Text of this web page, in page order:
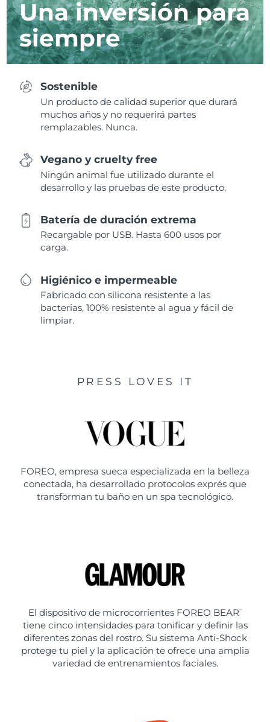
Una inversión para
siempre
Sostenible
Un producto de calidad superior que durará
muchos años y no requerirá partes
remplazables. Nunca.
Vegano y cruelty free
Ningún animal fue utilizado durante el
desarrollo y las pruebas de este producto.
Batería de duración extrema
Recargable por USB. Hasta 600 usos por
carga.
Higiénico e impermeable
Fabricado con silicona resistente a las
bacterias, 100% resistente al agua y fácil de
limpiar.
PRESS LOVES IT
FOREO, empresa sueca especializada en la belleza
conectada, ha desarrollado protocolos exprés que
transforman tu baño en un spa tecnológico.
El dispositivo de microcorrientes FOREO BEAR ™
tiene cinco intensidades para tonificar y definir las
diferentes zonas del rostro. Su sistema Anti-Shock
protege tu piel y la aplicación te ofrece una amplia
variedad de entrenamientos faciales.